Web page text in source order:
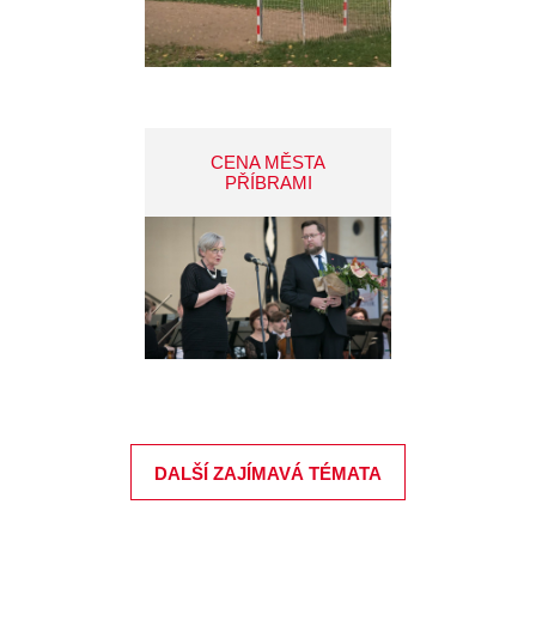
CENA MĚSTA
PŘÍBRAMI
DALŠÍ ZAJÍMAVÁ TÉMATA